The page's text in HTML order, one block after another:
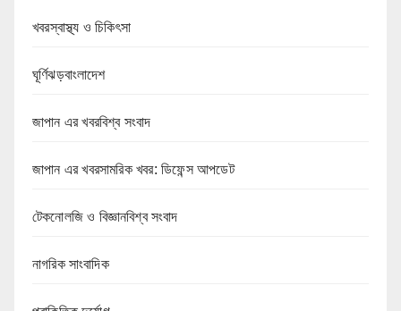
খবরস্বাস্থ্য ও চিকিৎসা
ঘূর্ণিঝড়বাংলাদেশ
জাপান এর খবরবিশ্ব সংবাদ
জাপান এর খবরসামরিক খবর: ডিফেন্স আপডেট
টেকনোলজি ও বিজ্ঞানবিশ্ব সংবাদ
নাগরিক সাংবাদিক